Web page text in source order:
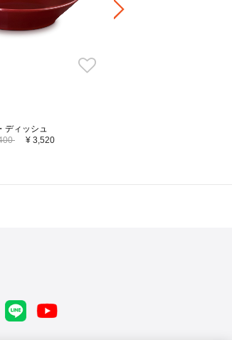
ディッシュ
reduced from
to ¥ 3,520